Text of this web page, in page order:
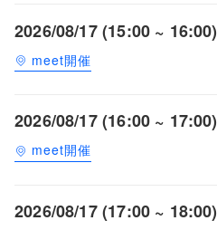
2026/08/17 (15:00 ~ 16:00)
meet開催
2026/08/17 (16:00 ~ 17:00)
meet開催
2026/08/17 (17:00 ~ 18:00)